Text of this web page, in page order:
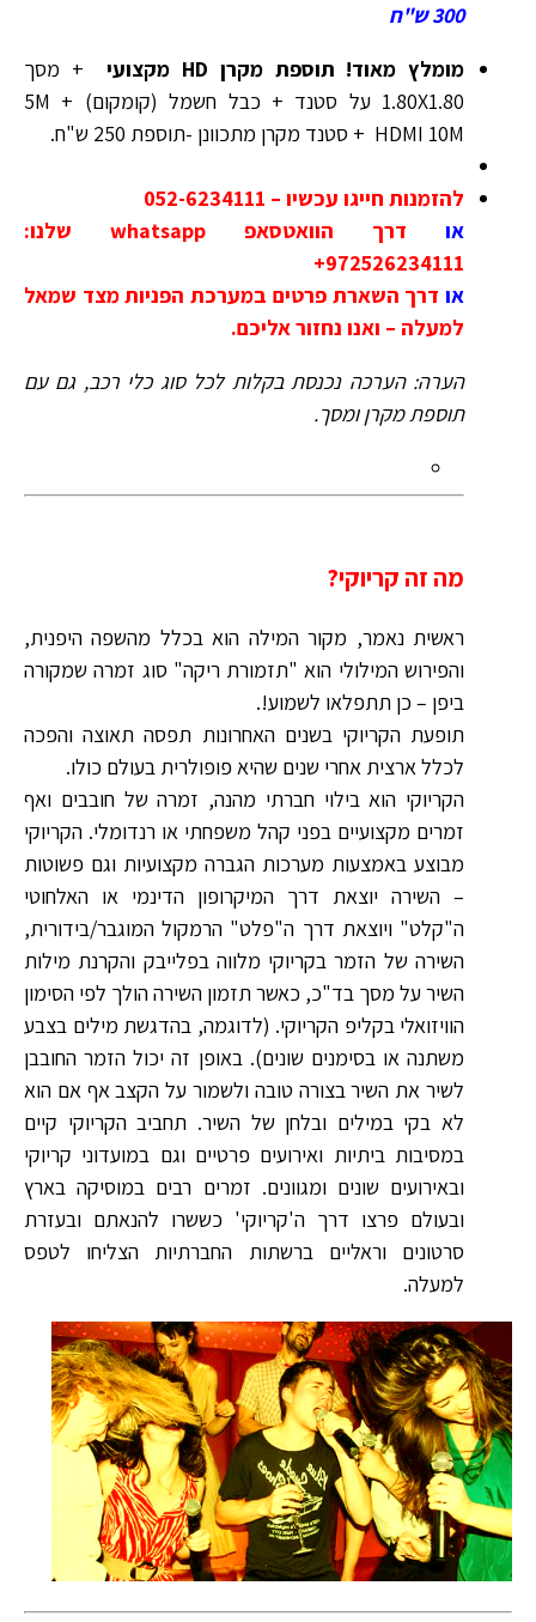
300 ש"ח
מומלץ מאוד! תוספת מקרן HD מקצועי
+ מסך
1.80X1.80 על סטנד + כבל חשמל (קומקום) 5M +
HDMI 10M + סטנד מקרן מתכוונן -תוספת 250 ש"ח.
להזמנות חייגו עכשיו – 052-6234111
או
דרך הוואטסאפ whatsapp שלנו:
972526234111+
או דרך השארת פרטים במערכת הפניות מצד שמאל
למעלה – ואנו נחזור אליכם.
הערה: הערכה נכנסת בקלות לכל סוג כלי רכב, גם עם
תוספת מקרן ומסך.
מה זה קריוקי?
ראשית נאמר, מקור המילה הוא בכלל מהשפה היפנית,
והפירוש המילולי הוא "תזמורת ריקה" סוג זמרה שמקורה
ביפן – כן תתפלאו לשמוע!.
תופעת הקריוקי בשנים האחרונות תפסה תאוצה והפכה
לכלל ארצית אחרי שנים שהיא פופולרית בעולם כולו.
הקריוקי הוא בילוי חברתי מהנה, זמרה של חובבים ואף
זמרים מקצועיים בפני קהל משפחתי או רנדומלי. הקריוקי
מבוצע באמצעות מערכות הגברה מקצועיות וגם פשוטות
– השירה יוצאת דרך המיקרופון הדינמי או האלחוטי
ה"קלט" ויוצאת דרך ה"פלט" הרמקול המוגבר/בידורית,
השירה של הזמר בקריוקי מלווה בפלייבק והקרנת מילות
השיר על מסך בד"כ, כאשר תזמון השירה הולך לפי הסימון
הוויזואלי בקליפ הקריוקי. (לדוגמה, בהדגשת מילים בצבע
משתנה או בסימנים שונים). באופן זה יכול הזמר החובבן
לשיר את השיר בצורה טובה ולשמור על הקצב אף אם הוא
לא בקי במילים ובלחן של השיר. תחביב הקריוקי קיים
במסיבות ביתיות ואירועים פרטיים וגם במועדוני קריוקי
ובאירועים שונים ומגוונים. זמרים רבים במוסיקה בארץ
ובעולם פרצו דרך ה'קריוקי' כששרו להנאתם ובעזרת
סרטונים וראליים ברשתות החברתיות הצליחו לטפס
למעלה.